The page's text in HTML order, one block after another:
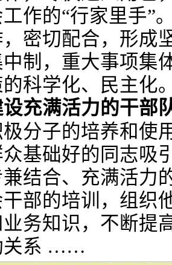
作的“行家里手”
，密切配合，形成
制，重大事项集
科学化、民主化
设充满活力的干部
分子的培养和使
基础好的同志吸
结合、充满活力
部的培训，组织
务知识，不断提
关系 ……